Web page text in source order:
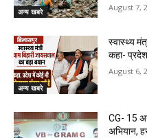
अन्य खबरे August 7,
अन्य खबरे
स्वास्थ्य
कहा- प्रदेश
August 6,
CG- 15
अभियान,